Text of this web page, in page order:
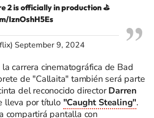
2 is officially in production ⛳️
IznOshH5Es
September 9, 2024
la carrera cinematográfica de Bad
de "Callaita" también será parte
del reconocido directorDarren
lleva por título "Caught Stealing".
compartirá pantalla con